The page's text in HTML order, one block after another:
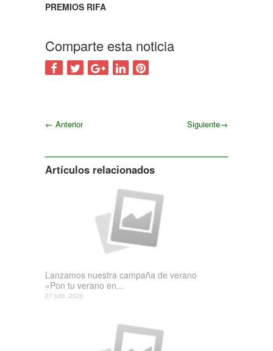
PREMIOS RIFA
Comparte esta noticia
← Anterior Siguiente→
Artículos relacionados
Lanzamos nuestra campaña de verano
«Pon tu verano en...
27 julio, 2026